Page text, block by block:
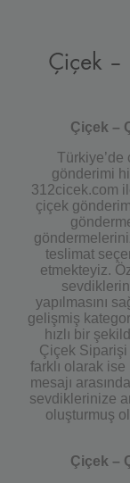
Çiçek –
Çiçek –
Türkiye’de
gönderimi
312cicek.com
çiçek
teslimat
etmekteyiz.
yapılmasını
gelişmiş
hızlı bir
Çiçek Siparişi
farklı olarak
mesajı
sevdiklerinize
oluşturmuş
Çiçek –